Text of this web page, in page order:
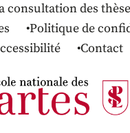
consultation des
Politique de
Contact